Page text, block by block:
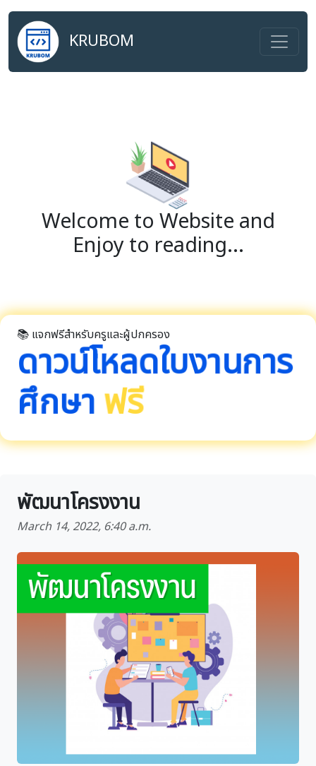
KRUBOM
Welcome to Website and
Enjoy to reading...
📚 แจกฟรีสำหรับครูและผู้ปกครอง
ดาวน์โหลดใบงานการ
ศึกษาฟรี
พัฒนาโครงงาน
March 14, 2022, 6:40 a.m.